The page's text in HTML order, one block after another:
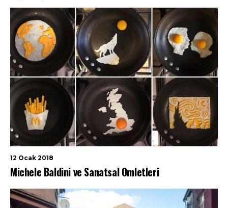
12 Ocak 2018
Michele Baldini ve Sanatsal Omletleri